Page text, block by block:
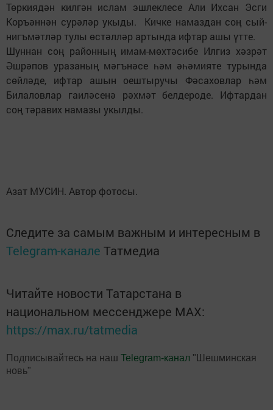
Төркиядән килгән ислам эшлеклесе Али Ихсан Эсги
Коръәннән сурәләр укыды. Кичке намаздан соң сый-
нигъмәтләр тулы өстәлләр артында ифтар ашы үтте.
Шуннан соң районның имам-мөхтәсибе Илгиз хәзрәт
Әшрәпов уразаның мәгънәсе һәм әһәмияте турында
сөйләде, ифтар ашын оештыручы Фәсаховлар һәм
Билаловлар гаиләсенә рәхмәт белдероде. Ифтардан
соң тәравих намазы укылды.
Азат МУСИН. Автор фотосы.
Следите за самым важным и интересным в
Telegram-канале Татмедиа
Читайте новости Татарстана в
национальном мессенджере MАХ:
https://max.ru/tatmedia
Подписывайтесь на наш Telegram-канал "Шешминская
новь"